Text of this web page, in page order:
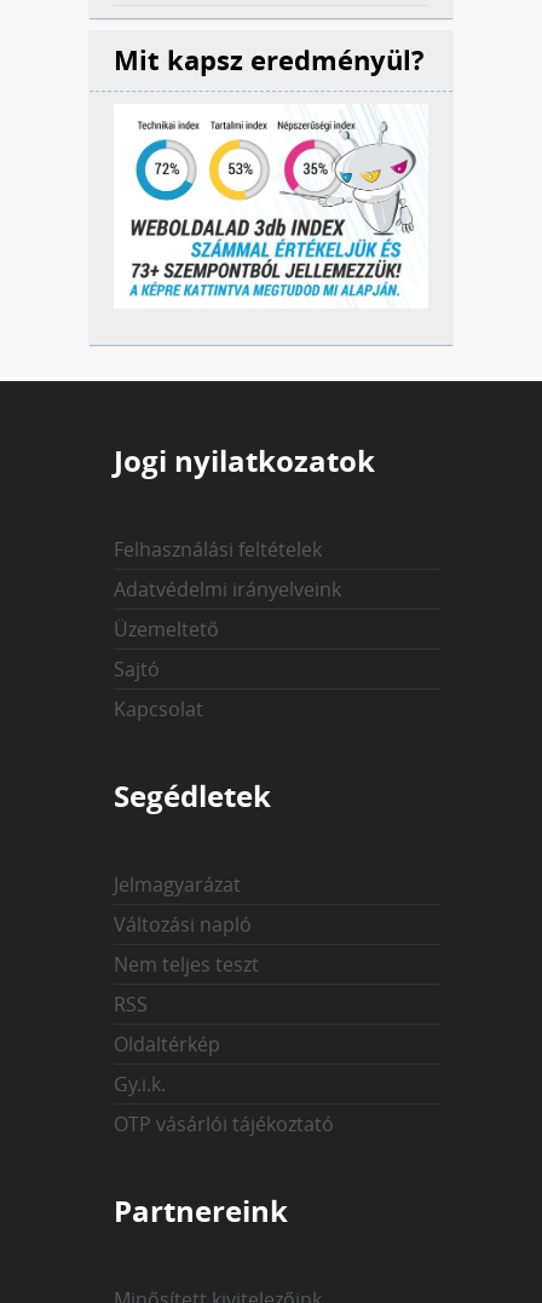
Mit kapsz eredményül?
Jogi nyilatkozatok
Felhasználási feltételek
Adatvédelmi irányelveink
Üzemeltető
Sajtó
Kapcsolat
Segédletek
Jelmagyarázat
Változási napló
Nem teljes teszt
RSS
Oldaltérkép
Gy.i.k.
OTP vásárlói tájékoztató
Partnereink